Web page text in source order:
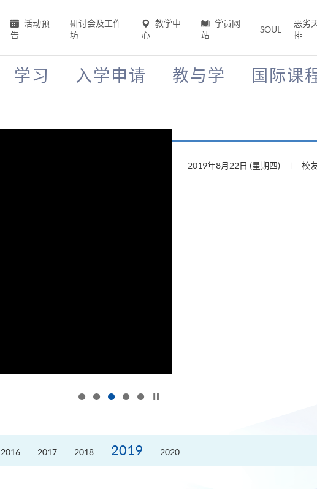
活动预
告
研讨会及工作
坊
教学中
心
学员网
站
SOUL
恶劣
排
学习 入学申请 教与学 国际课
2019年8月22日 (星期四) 校
2016 2017 2018 2019 2020